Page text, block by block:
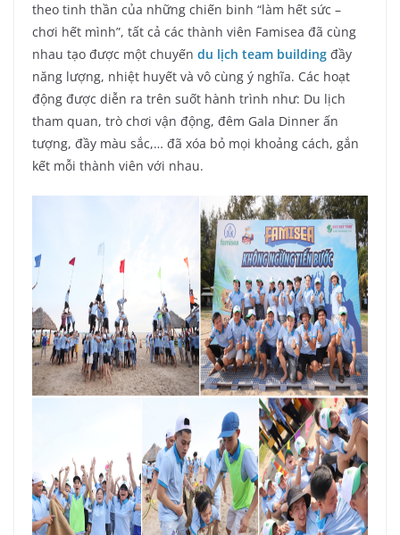
theo tinh thần của những chiến binh “làm hết sức –
chơi hết mình”, tất cả các thành viên Famisea đã cùng
nhau tạo được một chuyến du lịch team building đầy
năng lượng, nhiệt huyết và vô cùng ý nghĩa. Các hoạt
động được diễn ra trên suốt hành trình như: Du lịch
tham quan, trò chơi vận động, đêm Gala Dinner ấn
tượng, đầy màu sắc,… đã xóa bỏ mọi khoảng cách, gắn
kết mỗi thành viên với nhau.